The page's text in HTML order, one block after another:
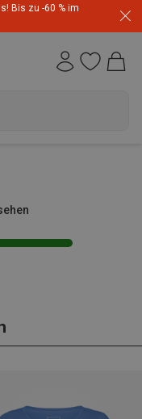
Bis zu -60 % im